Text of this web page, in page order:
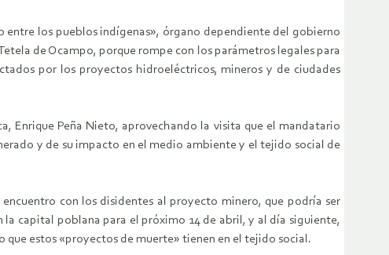
entre los pueblos indígenas», órgano dependiente del gobierno
de Ocampo, porque rompe con los parámetros legales para
por los proyectos hidroeléctricos, mineros y de ciudades
Enrique Peña Nieto, aprovechando la visita que el mandatario
y de su impacto en el medio ambiente y el tejido social de
con los disidentes al proyecto minero, que podría ser
capital poblana para el próximo 14 de abril, y al día siguiente,
que estos «proyectos de muerte» tienen en el tejido social.